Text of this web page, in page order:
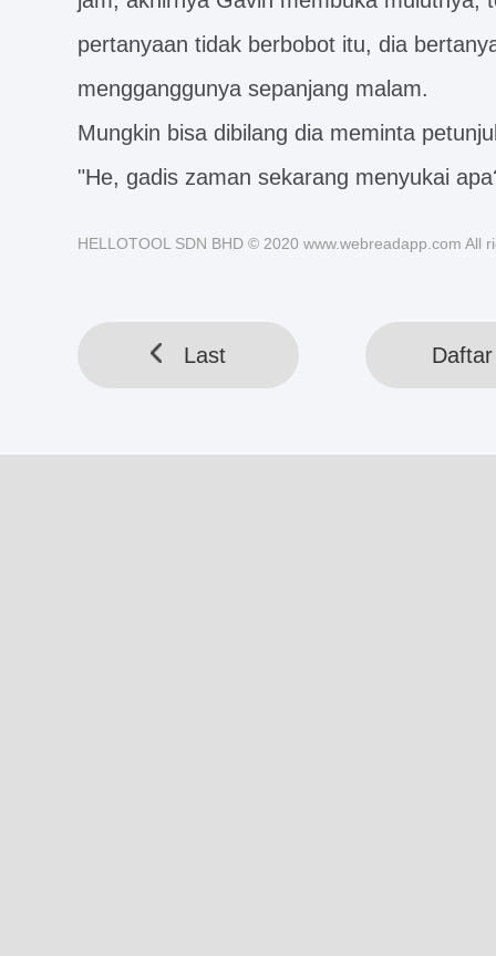
pertanyaan tidak berbobot itu, dia
mengganggunya sepanjang malam.
Mungkin bisa dibilang dia meminta
"He, gadis zaman sekarang menyukai
HELLOTOOL SDN BHD © 2020 www.webreadapp.com All
Last